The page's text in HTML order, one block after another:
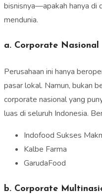
bisnisnya—apakah hanya di
mendunia.
a. Corporate Nasional
Perusahaan ini hanya
pasar lokal. Namun, bukan
corporate nasional yang
luas di seluruh Indonesia.
Indofood Sukses
Kalbe Farma
GarudaFood
b. Corporate